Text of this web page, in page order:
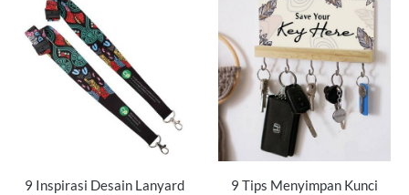
9 Inspirasi Desain Lanyard
9 Tips Menyimpan Kunci